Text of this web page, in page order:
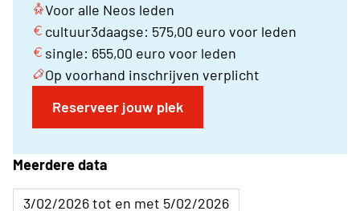
Voor alle Neos leden
cultuur3daagse: 575,00 euro voor leden
single: 655,00 euro voor leden
Op voorhand inschrijven verplicht
Reserveer jouw plek
Meerdere data
3/02/2026 tot en met 5/02/2026